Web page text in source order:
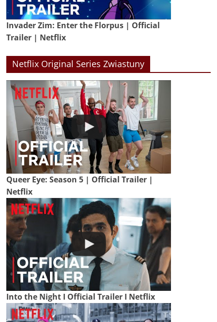
Invader Zim: Enter the Florpus | Official
Trailer | Netflix
Netflix Original Series Zwiastuny
Queer Eye: Season 5 | Official Trailer |
Netflix
Into the Night I Official Trailer I Netflix